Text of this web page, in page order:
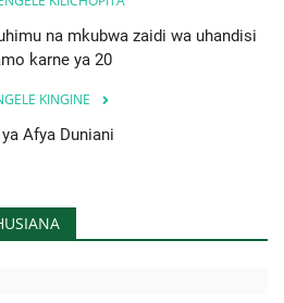
na mkubwa zaidi wa uhandisi
karne ya 20
KINGINE
Afya Duniani